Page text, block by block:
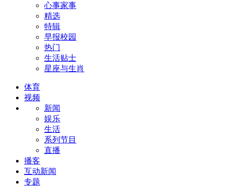
心事家事
精选
特辑
早报校园
热门
生活贴士
星座与生肖
体育
视频
新闻
娱乐
生活
系列节目
直播
播客
互动新闻
专题